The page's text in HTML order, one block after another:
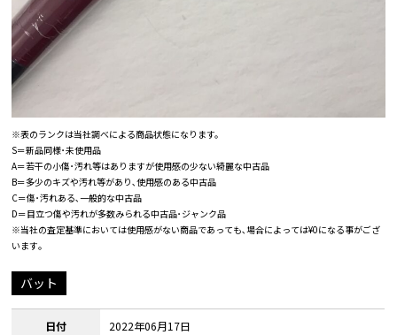
※表のランクは当社調べによる商品状態になります。
S＝新品同様･未使用品
A＝若干の小傷･汚れ等はありますが使用感の少ない綺麗な中古品
B＝多少のキズや汚れ等があり､使用感のある中古品
C＝傷･汚れある､一般的な中古品
D＝目立つ傷や汚れが多数みられる中古品･ジャンク品
※当社の査定基準においては使用感がない商品であっても､場合によっては¥0になる事がござ
います｡
バット
日付 2022年06月17日